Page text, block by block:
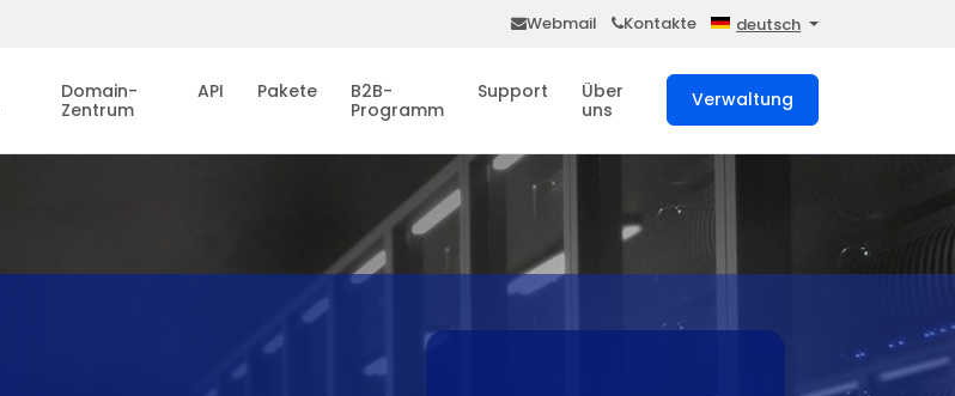
Webmail Kontakte deutsch
Domain-
Zentrum
API Pakete
B2B-
Programm
Support
Über
uns
Verwaltung